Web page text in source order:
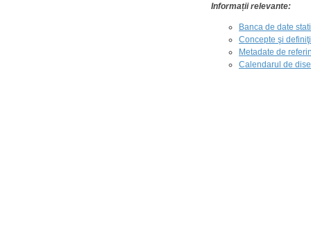
Informații relevante:
Banca de date
Concepte şi
Metadate de
Calendarul de